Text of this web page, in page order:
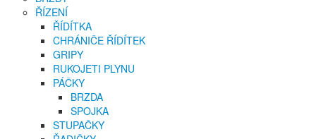
ŘÍZENÍ
ŘÍDÍTKA
CHRÁNIČE ŘÍDÍTEK
GRIPY
RUKOJETI PLYNU
PÁČKY
BRZDA
SPOJKA
STUPAČKY